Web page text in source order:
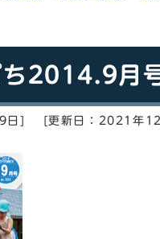
ち2014.9月
日] [更新日：2021年